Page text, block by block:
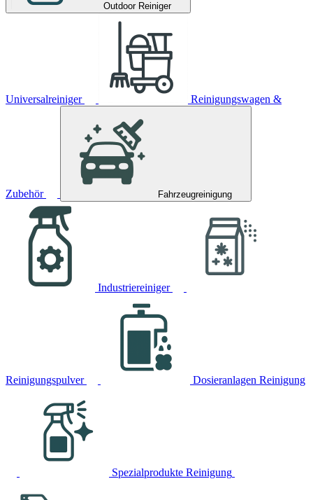
Outdoor Reiniger
Universalreiniger Reinigungswagen &
Zubehör Fahrzeugreinigung
Industriereiniger
Reinigungspulver Dosieranlagen Reinigung
Spezialprodukte Reinigung